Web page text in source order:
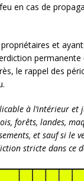
en cas de
et
permanente
le rappel des
à l’intérieur et
forêts, landes,
et sauf si le
stricte dans ce